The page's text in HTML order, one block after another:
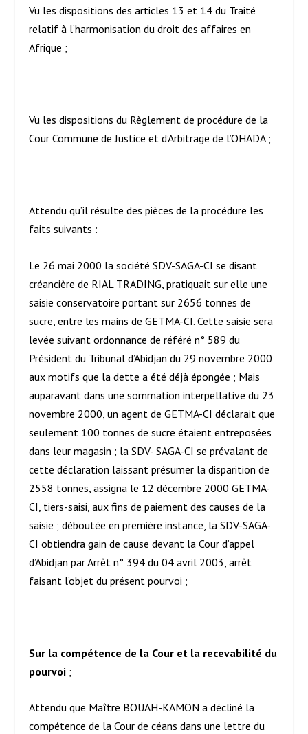
Vu les dispositions des articles 13 et 14 du Traité
relatif à l’harmonisation du droit des affaires en
Afrique ;
Vu les dispositions du Règlement de procédure de la
Cour Commune de Justice et d’Arbitrage de l’OHADA ;
Attendu qu’il résulte des pièces de la procédure les
faits suivants :
Le 26 mai 2000 la société SDV-SAGA-CI se disant
créancière de RIAL TRADING, pratiquait sur elle une
saisie conservatoire portant sur 2656 tonnes de
sucre, entre les mains de GETMA-CI. Cette saisie sera
levée suivant ordonnance de référé n° 589 du
Président du Tribunal d’Abidjan du 29 novembre 2000
aux motifs que la dette a été déjà épongée ; Mais
auparavant dans une sommation interpellative du 23
novembre 2000, un agent de GETMA-CI déclarait que
seulement 100 tonnes de sucre étaient entreposées
dans leur magasin ; la SDV- SAGA-CI se prévalant de
cette déclaration laissant présumer la disparition de
2558 tonnes, assigna le 12 décembre 2000 GETMA-
CI, tiers-saisi, aux fins de paiement des causes de la
saisie ; déboutée en première instance, la SDV-SAGA-
CI obtiendra gain de cause devant la Cour d’appel
d’Abidjan par Arrêt n° 394 du 04 avril 2003, arrêt
faisant l’objet du présent pourvoi ;
Sur la compétence de la Cour et la recevabilité du
pourvoi ;
Attendu que Maître BOUAH-KAMON a décliné la
compétence de la Cour de céans dans une lettre du